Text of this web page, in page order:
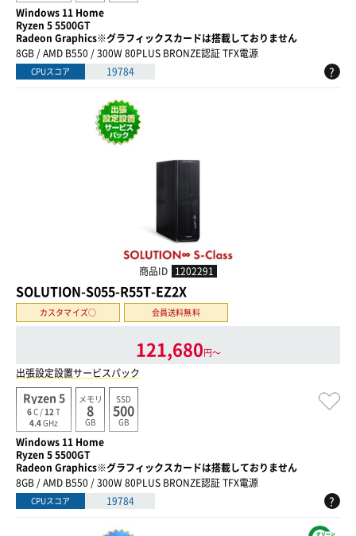
Windows 11 Home
Ryzen 5 5500GT
Radeon Graphics※グラフィックスカードは搭載しておりません
8GB / AMD B550 / 300W 80PLUS BRONZE認証 TFX電源
CPUスコア 19784 ?
商品ID 1202291
SOLUTION-S055-R55T-EZ2X
カスタマイズ○ 会員送料無料
121,680円〜
出張設定設置サービスパック
Ryzen 5
6C / 12 T
4.4GHz
メモリ
8
GB
SSD
500
GB
Windows 11 Home
Ryzen 5 5500GT
Radeon Graphics※グラフィックスカードは搭載しておりません
8GB / AMD B550 / 300W 80PLUS BRONZE認証 TFX電源
CPUスコア 19784 ?